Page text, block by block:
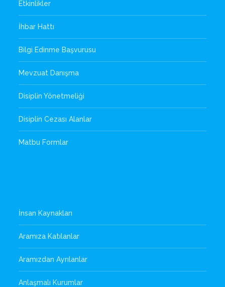
Etkinlikler
İhbar Hattı
Bilgi Edinme Başvurusu
Mevzuat Danışma
Disiplin Yönetmeliği
Disiplin Cezası Alanlar
Matbu Formlar
İnsan Kaynakları
Aramıza Katılanlar
Aramızdan Ayrılanlar
Anlaşmalı Kurumlar